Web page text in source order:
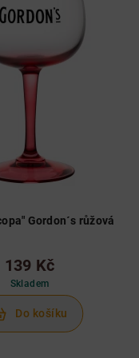
Gordon´s růžová
139 Kč
Skladem
Do košíku